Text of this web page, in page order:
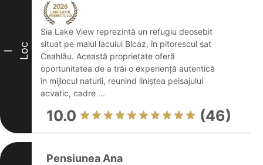
I Loc
Sia Lake View reprezintă un refugiu deosebit
situat pe malul lacului Bicaz, în pitorescul sat
Ceahlău. Această proprietate oferă
oportunitatea de a trăi o experiență autentică
în mijlocul naturii, reunind liniștea peisajului
acvatic, cadre ...
10.0 (46)
Pensiunea Ana